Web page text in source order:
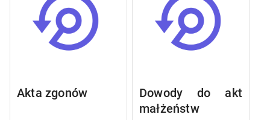
Akta zgonów
Dowody do akt
małżeństw